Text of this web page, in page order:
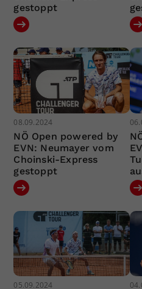
gestoppt
08.09.2024
NÖ Open powered by
EVN: Neumayer vom
Choinski-Express
gestoppt
05.09.2024